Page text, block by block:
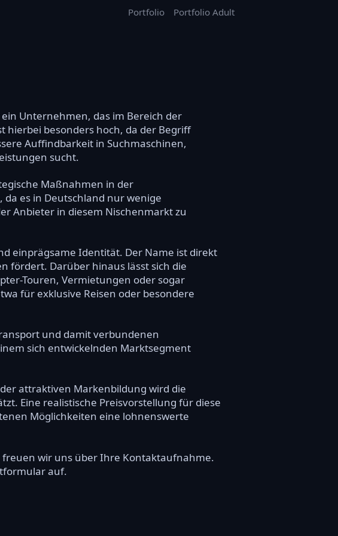
Portfolio Portfolio Adult
Unternehmen, das im Bereich der
hierbei besonders hoch, da der Begriff
Auffindbarkeit in Suchmaschinen,
sucht.
Maßnahmen in der
es in Deutschland nur wenige
Anbieter in diesem Nischenmarkt zu
einprägsame Identität. Der Name ist direkt
fördert. Darüber hinaus lässt sich die
Touren, Vermietungen oder sogar
für exklusive Reisen oder besondere
und damit verbundenen
sich entwickelnden Marktsegment
attraktiven Markenbildung wird die
Eine realistische Preisvorstellung für diese
Möglichkeiten eine lohnenswerte
freuen wir uns über Ihre Kontaktaufnahme.
auf.